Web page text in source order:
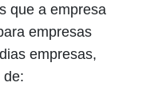
que a empresa
empresas
empresas,
de: